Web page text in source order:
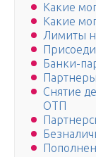
Какие
Какие
Лимиты
Банки-
Партнеры
Снятие
ОТП